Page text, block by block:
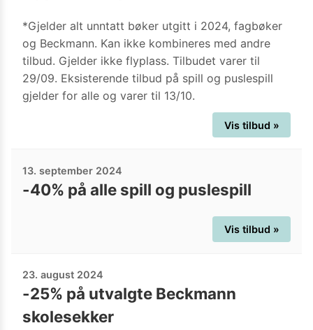
*Gjelder alt unntatt bøker utgitt i 2024, fagbøker
og Beckmann. Kan ikke kombineres med andre
tilbud. Gjelder ikke flyplass. Tilbudet varer til
29/09. Eksisterende tilbud på spill og puslespill
gjelder for alle og varer til 13/10.
Vis tilbud »
13. september 2024
-40% på alle spill og puslespill
Vis tilbud »
23. august 2024
-25% på utvalgte Beckmann
skolesekker